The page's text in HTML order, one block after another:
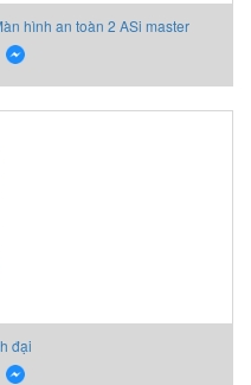
hình an toàn 2 ASi master
đại